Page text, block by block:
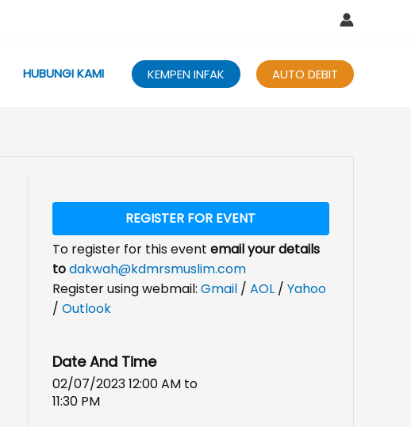
HUBUNGI KAMI KEMPEN INFAK AUTO DEBIT
REGISTER FOR EVENT
To register for this event email your details
todakwah@kdmrsmuslim.com
Register using webmail: Gmail / AOL / Yahoo
/ Outlook
Date And Time
02/07/2023 12:00 AMto
11:30 PM